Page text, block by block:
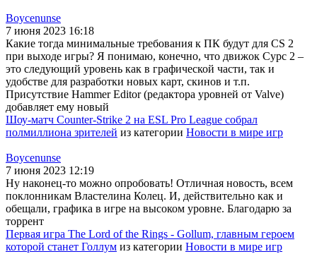
Boycenunse
7 июня 2023 16:18
Какие тогда минимальные требования к ПК будут для CS 2
при выходе игры? Я понимаю, конечно, что движок Сурс 2 –
это следующий уровень как в графической части, так и
удобстве для разработки новых карт, скинов и т.п.
Присутствие Hammer Editor (редактора уровней от Valve)
добавляет ему новый
Шоу-матч Counter-Strike 2 на ESL Pro League собрал
полмиллиона зрителей из категории Новости в мире игр
Boycenunse
7 июня 2023 12:19
Ну наконец-то можно опробовать! Отличная новость, всем
поклонникам Властелина Колец. И, действительно как и
обещали, графика в игре на высоком уровне. Благодарю за
торрент
Первая игра The Lord of the Rings - Gollum, главным героем
которой станет Голлум из категории Новости в мире игр